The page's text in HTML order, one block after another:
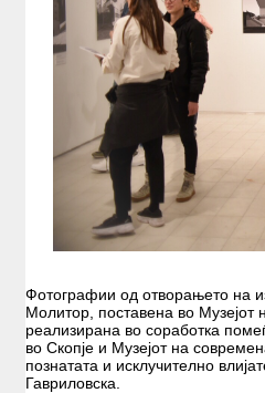
Фотографии од отворањето на
Молитор, поставена во Музејот
реализирана во соработка
во Скопје и Музејот на
познатата и исклучително
Гавриловска.